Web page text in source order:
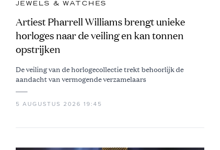
JEWELS & WATCHES
Artiest Pharrell Williams brengt unieke
horloges naar de veiling en kan tonnen
opstrijken
De veiling van de horlogecollectie trekt behoorlijk de
aandacht van vermogende verzamelaars
5 AUGUSTUS 2026 19:45